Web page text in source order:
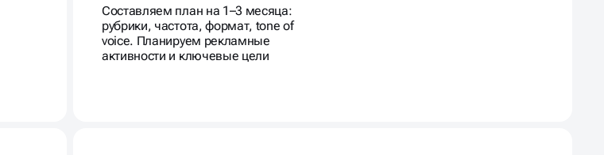
Составляем план на 1–3 месяца:
рубрики, частота, формат, tone of
voice. Планируем рекламные
активности и ключевые цели